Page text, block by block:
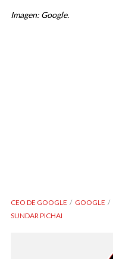
Imagen: Google.
CEO DE GOOGLE GOOGLE
SUNDAR PICHAI